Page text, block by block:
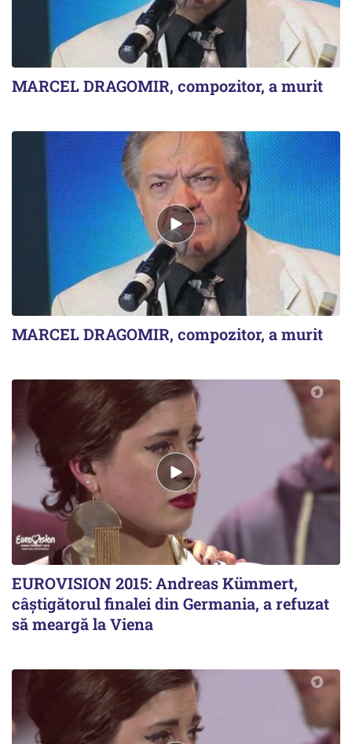
MARCEL DRAGOMIR, compozitor, a murit
MARCEL DRAGOMIR, compozitor, a murit
EUROVISION 2015: Andreas Kümmert,
câștigătorul finalei din Germania, a refuzat
să meargă la Viena